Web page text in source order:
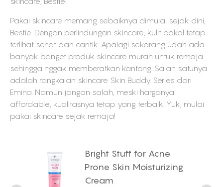
Pakai skincare memang sebaiknya dimulai sejak dini,
Bestie. Dengan perlindungan skincare, kulit bakal tetap
terlihat sehat dan cantik. Apalagi sekarang udah ada
banyak banget produk skincare murah untuk remaja
sehingga nggak memberatkan kantong. Salah satunya
adalah rangkaian skincare Skin Buddy Series dari
Emina. Namun jangan salah, meski harganya
affordable, kualitasnya tetap yang terbaik. Yuk, mulai
pakai skincare sejak remaja!
Bright Stuff for Acne
Prone Skin Moisturizing
Cream